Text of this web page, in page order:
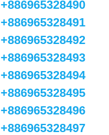
+886965328490
+886965328491
+886965328492
+886965328493
+886965328494
+886965328495
+886965328496
+886965328497